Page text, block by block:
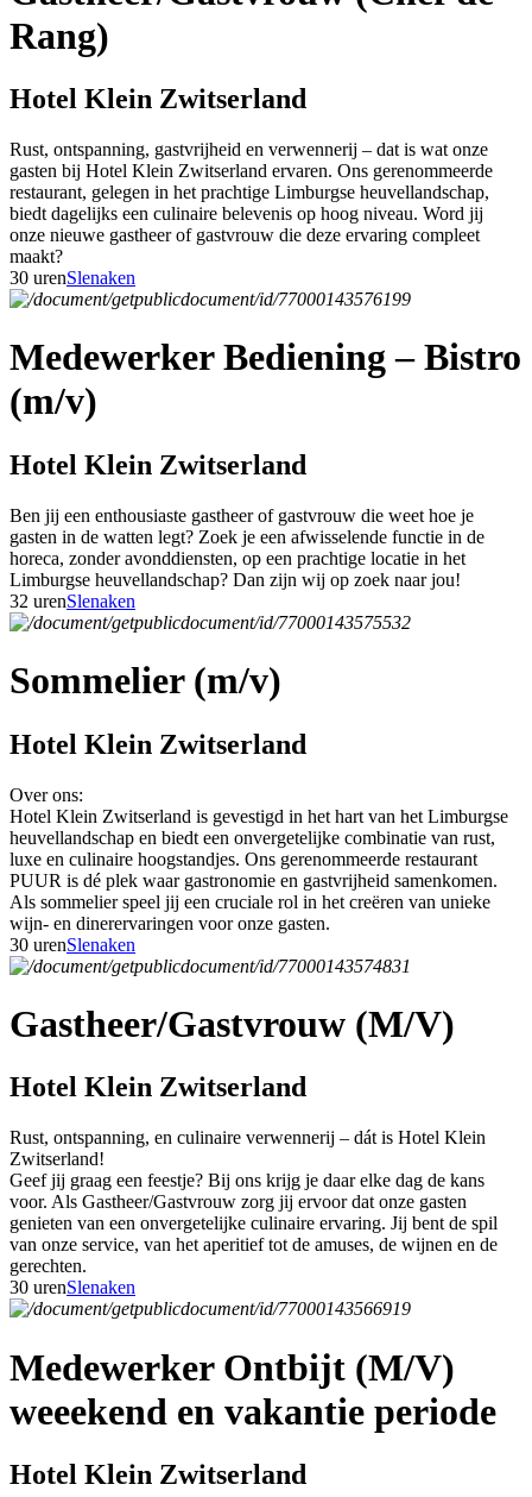
Rang)
Hotel Klein Zwitserland
Rust, ontspanning, gastvrijheid en verwennerij – dat is wat onze
gasten bij Hotel Klein Zwitserland ervaren. Ons gerenommeerde
restaurant, gelegen in het prachtige Limburgse heuvellandschap,
biedt dagelijks een culinaire belevenis op hoog niveau. Word jij
onze nieuwe gastheer of gastvrouw die deze ervaring compleet
maakt?
30 urenSlenaken
Medewerker Bediening – Bistro
(m/v)
Hotel Klein Zwitserland
Ben jij een enthousiaste gastheer of gastvrouw die weet hoe je
gasten in de watten legt? Zoek je een afwisselende functie in de
horeca, zonder avonddiensten, op een prachtige locatie in het
Limburgse heuvellandschap? Dan zijn wij op zoek naar jou!
32 urenSlenaken
Sommelier (m/v)
Hotel Klein Zwitserland
Over ons:
Hotel Klein Zwitserland is gevestigd in het hart van het Limburgse
heuvellandschap en biedt een onvergetelijke combinatie van rust,
luxe en culinaire hoogstandjes. Ons gerenommeerde restaurant
PUUR is dé plek waar gastronomie en gastvrijheid samenkomen.
Als sommelier speel jij een cruciale rol in het creëren van unieke
wijn- en dinerervaringen voor onze gasten.
30 urenSlenaken
Gastheer/Gastvrouw (M/V)
Hotel Klein Zwitserland
Rust, ontspanning, en culinaire verwennerij – dát is Hotel Klein
Zwitserland!
Geef jij graag een feestje? Bij ons krijg je daar elke dag de kans
voor. Als Gastheer/Gastvrouw zorg jij ervoor dat onze gasten
genieten van een onvergetelijke culinaire ervaring. Jij bent de spil
van onze service, van het aperitief tot de amuses, de wijnen en de
gerechten.
30 urenSlenaken
Medewerker Ontbijt (M/V)
weeekend en vakantie periode
Hotel Klein Zwitserland